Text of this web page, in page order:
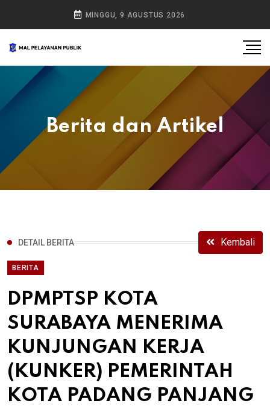
MINGGU, 9 AGUSTUS 2026
Berita dan Artikel
DETAIL BERITA Kembali
BERITA
DPMPTSP KOTA
SURABAYA MENERIMA
KUNJUNGAN KERJA
(KUNKER) PEMERINTAH
KOTA PADANG PANJANG